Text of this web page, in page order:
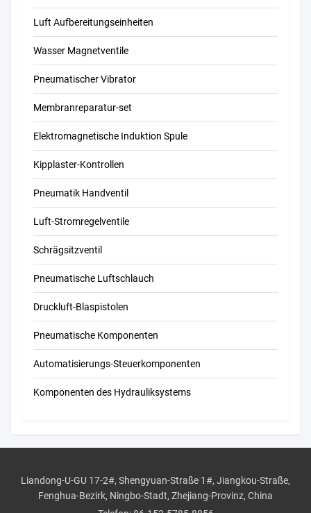
Luft Aufbereitungseinheiten
Wasser Magnetventile
Pneumatischer Vibrator
Membranreparatur-set
Elektromagnetische Induktion Spule
Kipplaster-Kontrollen
Pneumatik Handventil
Luft-Stromregelventile
Schrägsitzventil
Pneumatische Luftschlauch
Druckluft-Blaspistolen
Pneumatische Komponenten
Automatisierungs-Steuerkomponenten
Komponenten des Hydrauliksystems
Liandong-U-GU 17-2#, Shengyuan-Straße 1#, Jiangkou-Straße,
Fenghua-Bezirk, Ningbo-Stadt, Zhejiang-Provinz, China